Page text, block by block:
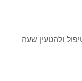
ולהטעין שעה